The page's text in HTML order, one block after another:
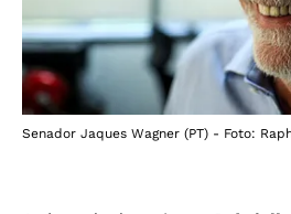
Senador Jaques Wagner (PT) - Foto: